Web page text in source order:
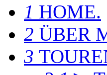
1 HOME.
2 ÜBER
3